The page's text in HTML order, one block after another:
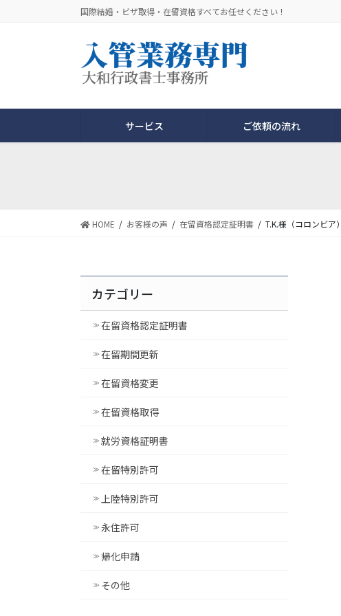
移
ン
移
国際結婚・ビザ取得・在留資格すべてお任せください！
サービス ご依頼の流れ
HOME お客様の声 在留資格認定証明書 T.K.様（コロンビア）
カテゴリー
在留資格認定証明書
在留期間更新
在留資格変更
在留資格取得
就労資格証明書
在留特別許可
上陸特別許可
永住許可
帰化申請
その他